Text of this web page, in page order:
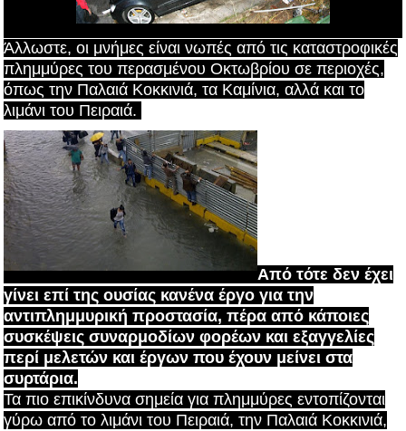
Άλλωστε, οι μνήμες είναι νωπές από τις καταστροφικές
πλημμύρες του περασμένου Οκτωβρίου σε περιοχές,
όπως την Παλαιά Κοκκινιά, τα Καμίνια, αλλά και το
λιμάνι του Πειραιά.
Από τότε δεν έχει
γίνει επί της ουσίας κανένα έργο για την
αντιπλημμυρική προστασία, πέρα από κάποιες
συσκέψεις συναρμοδίων φορέων και εξαγγελίες
περί μελετών και έργων που έχουν μείνει στα
συρτάρια.
Τα πιο επικίνδυνα σημεία για πλημμύρες εντοπίζονται
γύρω από το λιμάνι του Πειραιά, την Παλαιά Κοκκινιά,